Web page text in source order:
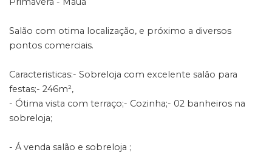
Salão com otima localização, e próximo a diversos
pontos comerciais.
Caracteristicas:- Sobreloja com excelente salão para
festas;- 246m²,
- Ótima vista com terraço;- Cozinha;- 02 banheiros na
sobreloja;
- Á venda salão e sobreloja ;